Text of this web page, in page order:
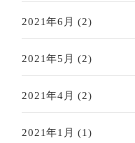
2021年6月 (2)
2021年5月 (2)
2021年4月 (2)
2021年1月 (1)